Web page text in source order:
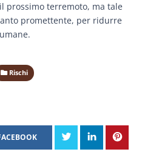
prossimo terremoto, ma tale
promettente, per ridurre
Rischi